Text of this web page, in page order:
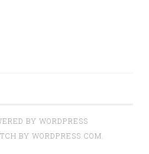
BY WORDPRESS
BY WORDPRESS.COM